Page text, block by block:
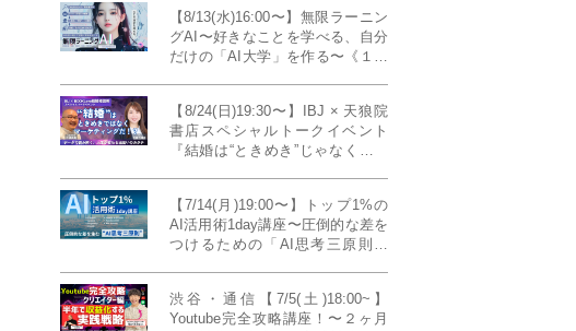
【8/13(水)16:00〜】無限ラーニン
グAI〜好きなことを学べる、自分
だけの「AI大学」を作る〜《１日
【8/24(日)19:30〜】IBJ × 天狼院
書店スペシャルトークイベント
『結婚は“ときめき”じゃなくて、
のカタチ〜《BOOKLove結婚相談
所presents》
【7/14(月)19:00〜】トップ1%の
AI活用術1day講座〜圧倒的な差を
つけるための「AI思考三原則」
渋谷・通信【7/5(土)18:00~】
Youtube完全攻略講座！〜２ヶ月